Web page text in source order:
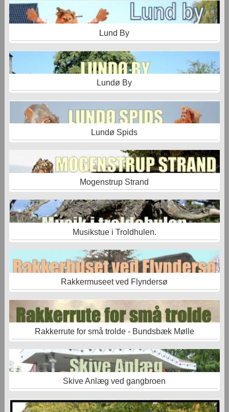
Lund By
Lundø By
Lundø Spids
Mogenstrup Strand
Musikstue i Troldhulen.
Rakkermuseet ved Flyndersø
Rakkerrute for små trolde - Bundsbæk Mølle
Skive Anlæg ved gangbroen